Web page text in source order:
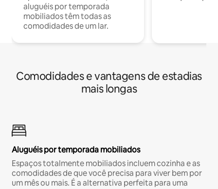
aluguéis por temporada
mobiliados têm todas as
comodidades de um lar.
Comodidades e vantagens de estadias
mais longas
Aluguéis por temporada mobiliados
Espaços totalmente mobiliados incluem cozinha e as
comodidades de que você precisa para viver bem por
um mês ou mais. É a alternativa perfeita para uma